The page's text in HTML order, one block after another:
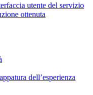
utente del servizio
ottenuta
dell’esperienza